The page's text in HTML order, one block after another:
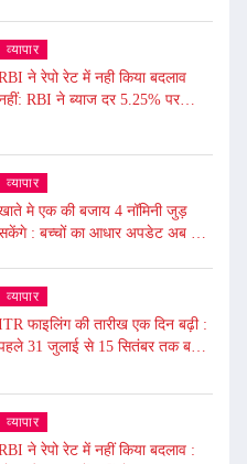
व्यापार
ने रेपो रेट में नही किया बदलाव
RBI ने ब्याज दर 5.25% पर
व्यापार
मे एक की बजाय 4 नॉमिनी जुड़
: बच्चों का आधार अपडेट अब होगा
व्यापार
फाइलिंग की तारीख एक दिन बढ़ी :
31 जुलाई से 15 सितंबर तक बढ़ाई
बंद रहेगा पोर्टल बंद
व्यापार
ने रेपो रेट में नहीं किया बदलाव :